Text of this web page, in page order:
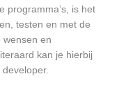
programma’s, is het
testen en met de
wensen en
kan je hierbij